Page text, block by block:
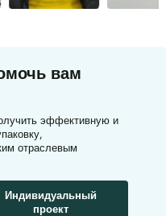
вам
эффективную и
отраслевым
Индивидуальный
проект